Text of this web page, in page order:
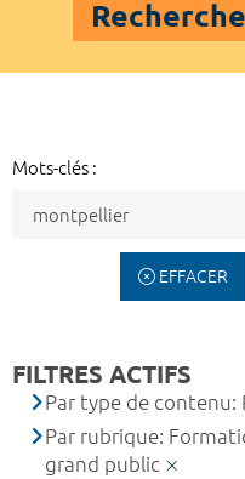
Mots-clés :
EFFACER
FILTRES ACTIFS
Par type de contenu:
Par rubrique:
grand public